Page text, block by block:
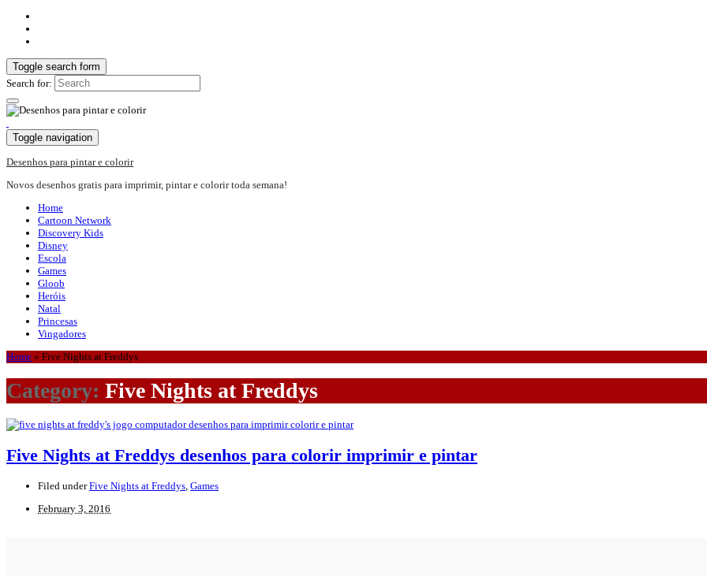
Toggle search form
Search for:
Toggle navigation
Desenhos para pintar e colorir
Novos desenhos gratis para imprimir, pintar e colorir toda semana!
Home
Cartoon Network
Discovery Kids
Disney
Escola
Games
Gloob
Heróis
Natal
Princesas
Vingadores
Home » Five Nights at Freddys
Category: Five Nights at Freddys
Five Nights at Freddys desenhos para colorir imprimir e pintar
Filed underFive Nights at Freddys, Games
February 3, 2016